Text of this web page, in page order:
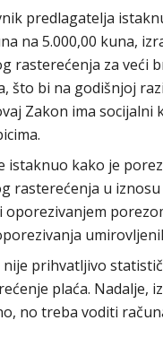
predlagatelja
na 5.000,00 kuna,
rasterećenja za veći
što bi na godišnjoj
Zakon ima
istaknuo kako je
rasterećenja u
prihvatljivo
plaća. Nadalje,
no treba voditi